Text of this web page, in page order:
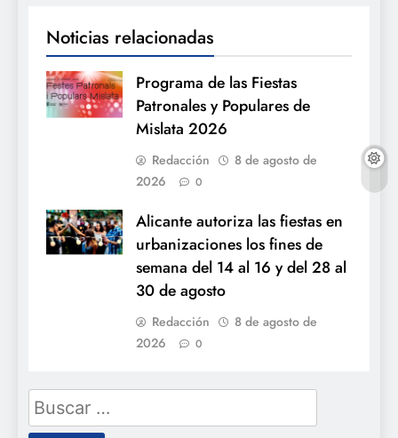
Noticias relacionadas
Programa de las Fiestas
Patronales y Populares de
Mislata 2026
Redacción
8 de agosto de
2026
0
Alicante autoriza las fiestas en
urbanizaciones los fines de
semana del 14 al 16 y del 28 al
30 de agosto
Redacción
8 de agosto de
2026
0
Buscar: